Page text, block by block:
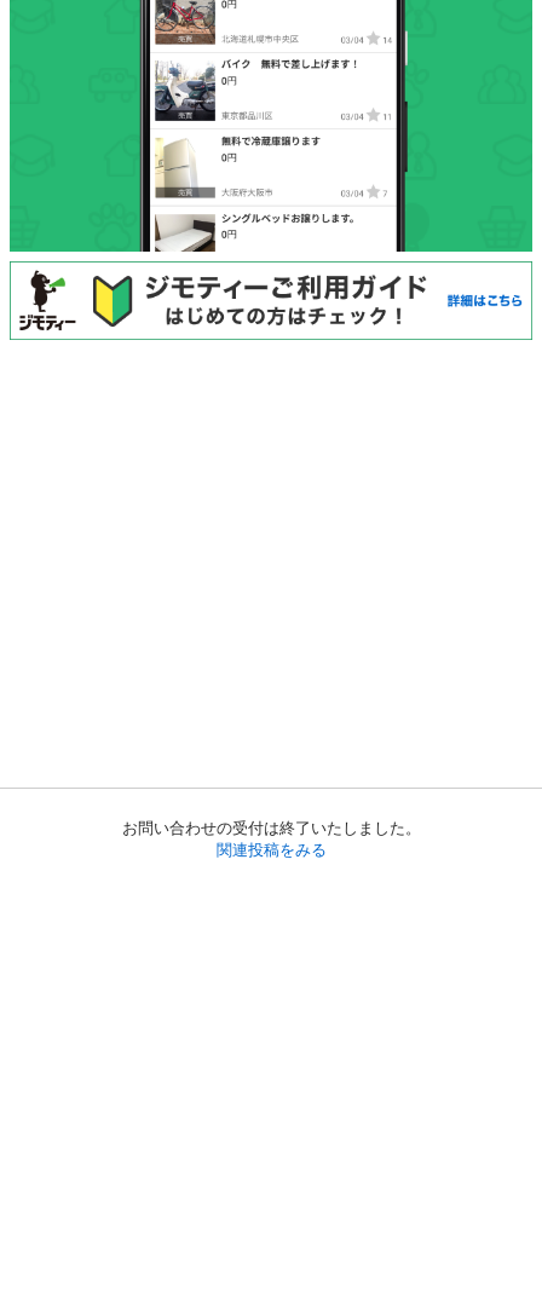
お問い合わせの受付は終了いたしました。
関連投稿をみる